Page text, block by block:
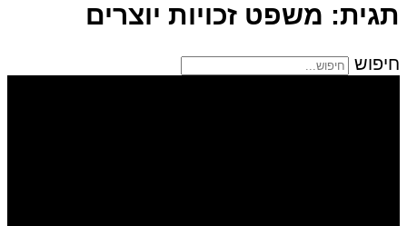
תגית: משפט זכויות יוצרים
חיפוש